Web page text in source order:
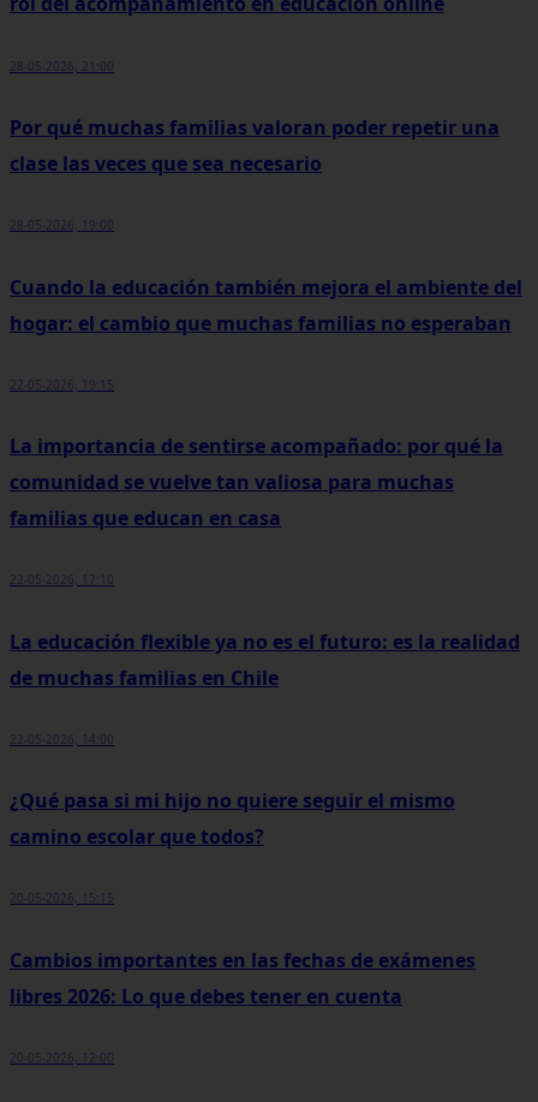
28-05-2026, 21:00
Por qué muchas familias valoran poder repetir una
clase las veces que sea necesario
28-05-2026, 19:00
Cuando la educación también mejora el ambiente del
hogar: el cambio que muchas familias no esperaban
22-05-2026, 19:15
La importancia de sentirse acompañado: por qué la
comunidad se vuelve tan valiosa para muchas
familias que educan en casa
22-05-2026, 17:10
La educación flexible ya no es el futuro: es la realidad
de muchas familias en Chile
22-05-2026, 14:00
¿Qué pasa si mi hijo no quiere seguir el mismo
camino escolar que todos?
20-05-2026, 15:15
Cambios importantes en las fechas de exámenes
libres 2026: Lo que debes tener en cuenta
20-05-2026, 12:00